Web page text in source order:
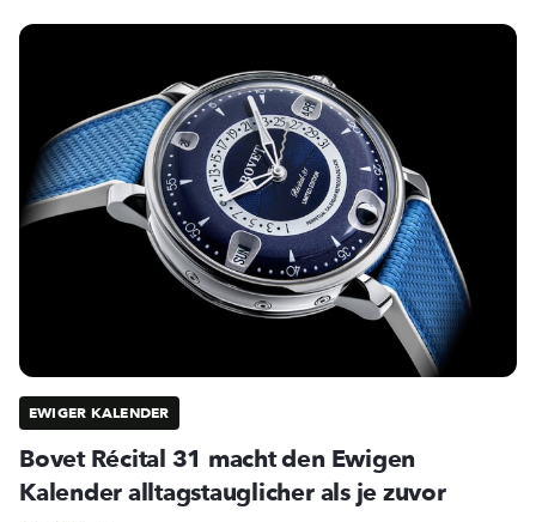
EWIGER KALENDER
Bovet Récital 31 macht den Ewigen
Kalender alltagstauglicher als je zuvor